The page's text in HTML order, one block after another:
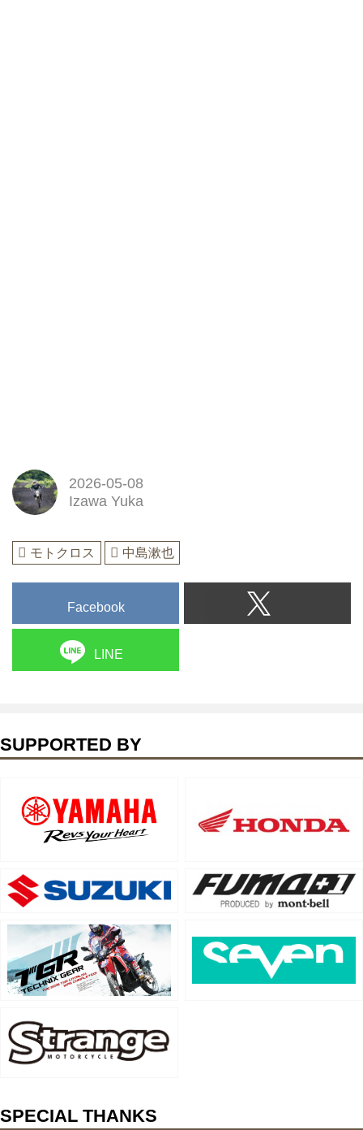
2026-05-08
Izawa Yuka
モトクロス 中島漱也
Facebook
LINE
SUPPORTED BY
SPECIAL THANKS